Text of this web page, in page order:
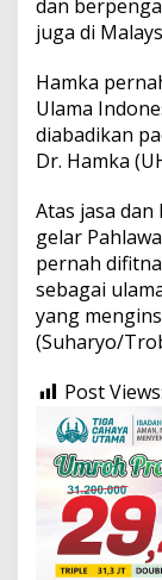
dan
juga di
Hamka
Ulama
diabadikan
Dr. Hamka
Atas jasa
gelar
pernah
sebagai
yang
(Suharyo/
Post Views: